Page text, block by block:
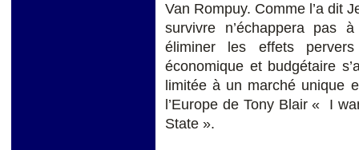
Van Rompuy. Comme l’a dit
survivre n’échappera pas
éliminer les effets
économique et budgétaire
limitée à un marché unique
l’Europe de Tony Blair « I
State ».